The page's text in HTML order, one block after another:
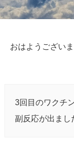
おはようござい
3回目のワクチ
副反応が出まし